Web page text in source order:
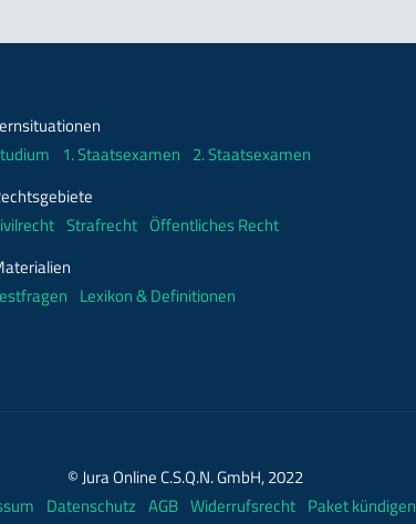
1. Staatsexamen 2. Staatsexamen
Strafrecht Öffentliches Recht
Lexikon & Definitionen
© Jura Online C.S.Q.N. GmbH, 2022
Datenschutz AGB Widerrufsrecht Paket kündigen